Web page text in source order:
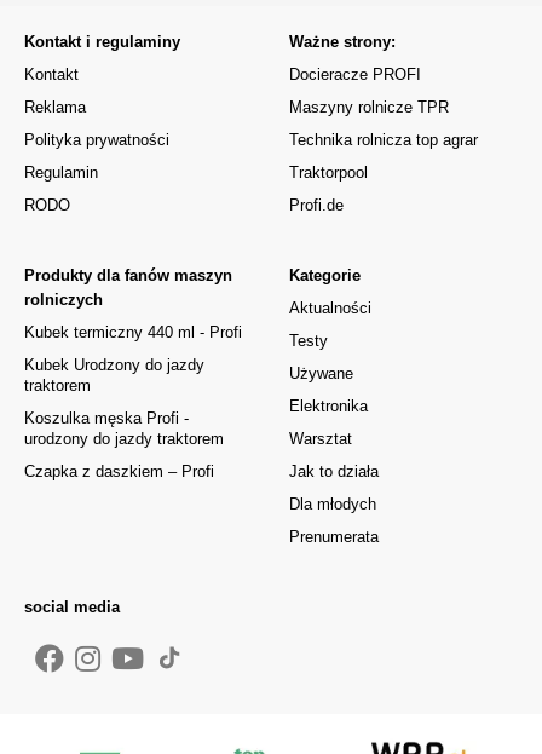
Kontakt i regulaminy
Kontakt
Reklama
Polityka prywatności
Regulamin
RODO
Kategorie
Aktualności
Testy
Używane
Elektronika
Warsztat
Jak to działa
Dla młodych
Prenumerata
Produkty dla fanów maszyn
rolniczych
Kubek termiczny 440 ml - Profi
Kubek Urodzony do jazdy
traktorem
Koszulka męska Profi -
urodzony do jazdy traktorem
Czapka z daszkiem – Profi
Ważne strony:
Docieracze PROFI
Maszyny rolnicze TPR
Technika rolnicza top agrar
Traktorpool
Profi.de
social media